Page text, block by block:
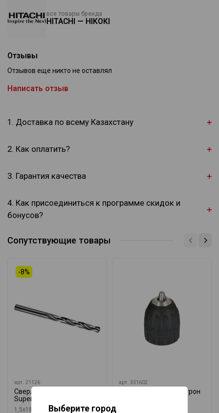
Выберите город
все товары бренда
HITACHI — HIKOKI
Отзывы
Отзывов еще никто не оставлял
Написать отзыв
1. Доставка по всему Казахстану
2. Как оплатить?
3. Гарантия качества
4. Как присоединиться к программе скидок и
бонусов?
Сопутствующие товары
-8%
арт. 21126
Сверло по металлу HSS-G
Super 1,5мм Heller 21126
1,5x18x40 мм
арт. 331602
Быстрозажимной патрон